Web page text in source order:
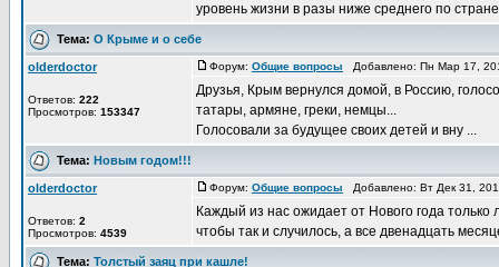
уровень жизни в разы ниже среднего по
Тема: О Крыме и о себе
olderdoctor
Ответов: 222
Просмотров: 153347
Форум: Общие вопросы Добавлено: Пн Мар 17,
Друзья, Крым вернулся домой, в Россию,
татары, армяне, греки, немцы...
Голосовали за будущее своих детей и вну ...
Тема: Новым годом!!!
olderdoctor
Ответов: 2
Просмотров: 4539
Форум: Общие вопросы Добавлено: Вт Дек 31,
Каждый из нас ожидает от Нового года
чтобы так и случилось, а все двенадцать
Тема: Толстый заяц при кашле!